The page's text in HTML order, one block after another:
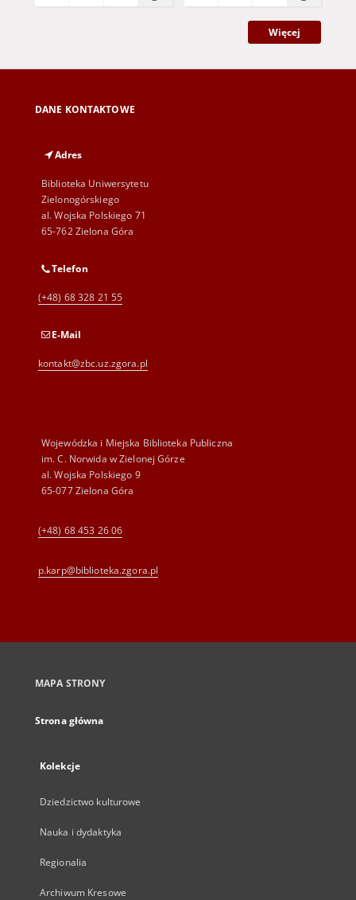
Więcej
DANE KONTAKTOWE
Adres
Biblioteka Uniwersytetu
Zielonogórskiego
al. Wojska Polskiego 71
65-762 Zielona Góra
Telefon
(+48) 68 328 21 55
E-Mail
kontakt@zbc.uz.zgora.pl
Wojewódzka i Miejska Biblioteka Publiczna
im. C. Norwida w Zielonej Górze
al. Wojska Polskiego 9
65-077 Zielona Góra
(+48) 68 453 26 06
p.karp@biblioteka.zgora.pl
MAPA STRONY
Strona główna
Kolekcje
Dziedzictwo kulturowe
Nauka i dydaktyka
Regionalia
Archiwum Kresowe